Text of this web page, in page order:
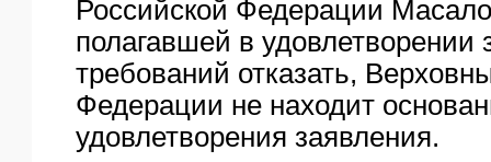
Российской Федерации
полагавшей в удовлетворении
требований отказать,
Федерации не находит
удовлетворения заявления.